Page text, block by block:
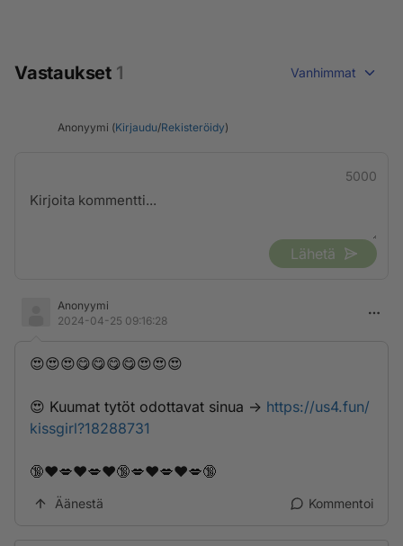
Vastaukset 1 Vanhimmat
Anonyymi (Kirjaudu/Rekisteröidy)
5000
Lähetä
Anonyymi
2024-04-25 09:16:28
😍😍😍😋😋😋😋😍😍😍
😍 K­­­u­­u­­m­a­­­t­­ ­t­­­y­t­­ö­­­t­ ­­­o­­­d­­­o­t­t­­­a­­v­­­­­a­­t­­ ­­­s­­­i­n­­u­­a­­­ -> https://us4.fun/
kissgirl?18288731
🔞❤️💋❤️💋❤️🔞💋❤️💋❤️💋🔞
Äänestä Kommentoi